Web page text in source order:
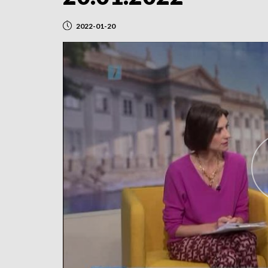
2022-01-20